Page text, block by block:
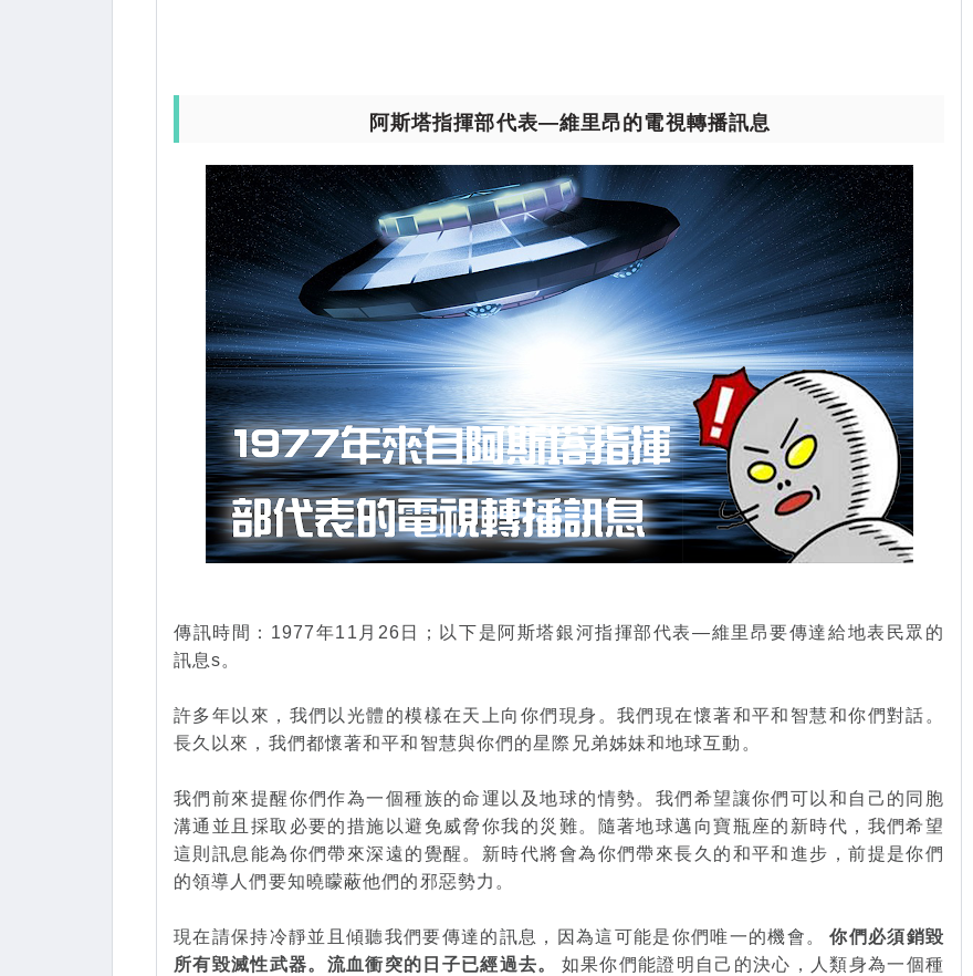
阿斯塔指揮部代表—維里昂的電視轉播訊息
傳訊時間：1977年11月26日；以下是阿斯塔銀河指揮部代表—維里昂要傳達給地表民眾的
訊息s。
許多年以來，我們以光體的模樣在天上向你們現身。我們現在懷著和平和智慧和你們對話。
長久以來，我們都懷著和平和智慧與你們的星際兄弟姊妹和地球互動。
我們前來提醒你們作為一個種族的命運以及地球的情勢。我們希望讓你們可以和自己的同胞
溝通並且採取必要的措施以避免威脅你我的災難。隨著地球邁向寶瓶座的新時代，我們希望
這則訊息能為你們帶來深遠的覺醒。新時代將會為你們帶來長久的和平和進步，前提是你們
的領導人們要知曉矇蔽他們的邪惡勢力。
現在請保持冷靜並且傾聽我們要傳達的訊息，因為這可能是你們唯一的機會。
你們必須銷毀
所有毀滅性武器。流血衝突的日子已經過去。
如果你們能證明自己的決心，人類身為一個種